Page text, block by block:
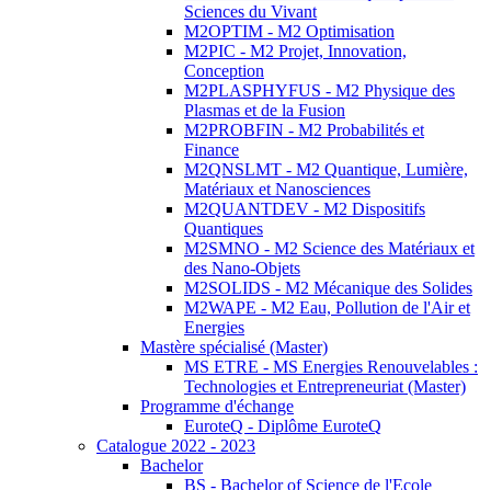
Sciences du Vivant
M2OPTIM - M2 Optimisation
M2PIC - M2 Projet, Innovation,
Conception
M2PLASPHYFUS - M2 Physique des
Plasmas et de la Fusion
M2PROBFIN - M2 Probabilités et
Finance
M2QNSLMT - M2 Quantique, Lumière,
Matériaux et Nanosciences
M2QUANTDEV - M2 Dispositifs
Quantiques
M2SMNO - M2 Science des Matériaux et
des Nano-Objets
M2SOLIDS - M2 Mécanique des Solides
M2WAPE - M2 Eau, Pollution de l'Air et
Energies
Mastère spécialisé (Master)
MS ETRE - MS Energies Renouvelables :
Technologies et Entrepreneuriat (Master)
Programme d'échange
EuroteQ - Diplôme EuroteQ
Catalogue 2022 - 2023
Bachelor
BS - Bachelor of Science de l'Ecole